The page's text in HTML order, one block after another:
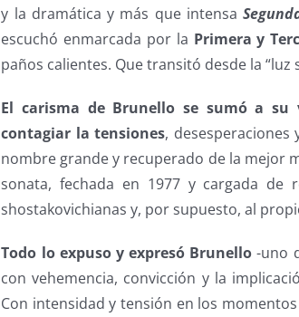
y la dramática y más que intensa
escuchó enmarcada por la Primera y
paños calientes. Que transitó desde la “luz
El carisma de Brunello se sumó a
contagiar la tensiones, desesperaciones
nombre grande y recuperado de la mejor
sonata, fechada en 1977 y cargada de
shostakovichianas y, por supuesto, al
Todo lo expuso y expresó Brunello -uno
con vehemencia, convicción y la
Con intensidad y tensión en los